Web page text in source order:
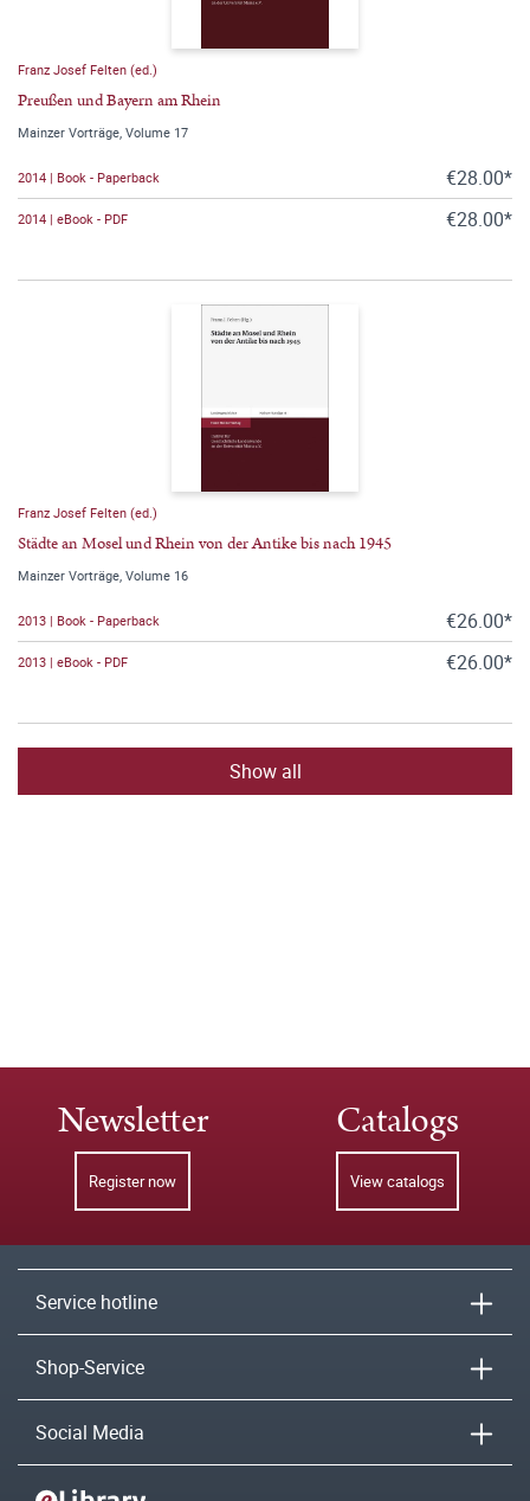
Franz Josef Felten (ed.)
Preußen und Bayern am Rhein
Mainzer Vorträge, Volume 17
2014 | Book - Paperback €28.00*
2014 | eBook - PDF €28.00*
Franz Josef Felten (ed.)
Städte an Mosel und Rhein von der Antike bis nach 1945
Mainzer Vorträge, Volume 16
2013 | Book - Paperback €26.00*
2013 | eBook - PDF €26.00*
Show all
Newsletter
Register now
Catalogs
View catalogs
Service hotline
Shop-Service
Social Media